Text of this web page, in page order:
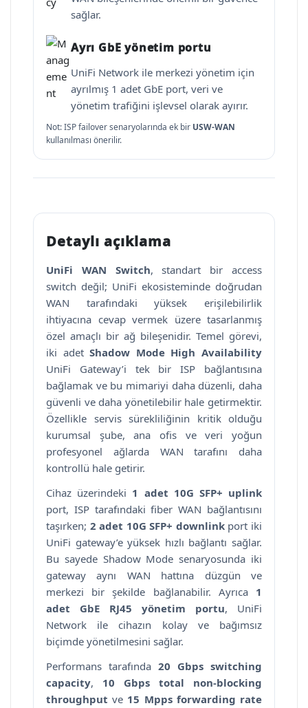
sağlar.
Ayrı GbE yönetim portu
UniFi Network ile merkezi yönetim için
ayrılmış 1 adet GbE port, veri ve
yönetim trafiğini işlevsel olarak ayırır.
Not: ISP failover senaryolarında ek bir USW-WAN
kullanılması önerilir.
Detaylı açıklama
UniFi WAN Switch, standart bir access
switch değil; UniFi ekosisteminde doğrudan
WAN tarafındaki yüksek erişilebilirlik
ihtiyacına cevap vermek üzere tasarlanmış
özel amaçlı bir ağ bileşenidir. Temel görevi,
iki adetShadow Mode High Availability
UniFi Gateway’i tek bir ISP bağlantısına
bağlamak ve bu mimariyi daha düzenli, daha
güvenli ve daha yönetilebilir hale getirmektir.
Özellikle servis sürekliliğinin kritik olduğu
kurumsal şube, ana ofis ve veri yoğun
profesyonel ağlarda WAN tarafını daha
kontrollü hale getirir.
Cihaz üzerindeki 1 adet 10G SFP+ uplink
port, ISP tarafındaki fiber WAN bağlantısını
taşırken; 2 adet 10G SFP+ downlinkport iki
UniFi gateway’e yüksek hızlı bağlantı sağlar.
Bu sayede Shadow Mode senaryosunda iki
gateway aynı WAN hattına düzgün ve
merkezi bir şekilde bağlanabilir. Ayrıca 1
adet GbE RJ45 yönetim portu, UniFi
Network ile cihazın kolay ve bağımsız
biçimde yönetilmesini sağlar.
Performans tarafında 20 Gbps switching
capacity, 10 Gbps total non-blocking
throughput ve 15 Mpps forwarding rate